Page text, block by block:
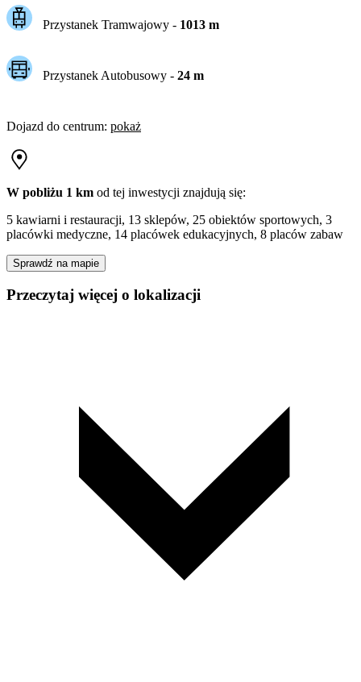
Przystanek Tramwajowy - 1013m
Przystanek Autobusowy - 24m
Dojazd do centrum: pokaż
W pobliżu 1 km od tej inwestycji znajdują się:
5 kawiarni i restauracji, 13 sklepów, 25 obiektów sportowych, 3
placówki medyczne, 14 placówek edukacyjnych, 8 placów zabaw
Sprawdź na mapie
Przeczytaj więcej o lokalizacji